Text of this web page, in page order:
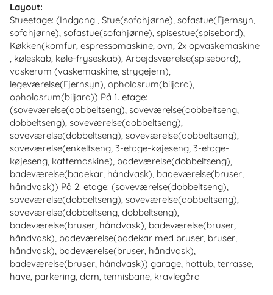
Layout:
Stueetage: (Indgang , Stue(sofahjørne), sofastue(Fjernsyn,
sofahjørne), sofastue(sofahjørne), spisestue(spisebord),
Køkken(komfur, espressomaskine, ovn, 2x opvaskemaskine
, køleskab, køle-fryseskab), Arbejdsværelse(spisebord),
vaskerum (vaskemaskine, strygejern),
legeværelse(Fjernsyn), opholdsrum(biljard),
opholdsrum(biljard)) På 1. etage:
(soveværelse(dobbeltseng), soveværelse(dobbeltseng,
dobbeltseng), soveværelse(dobbeltseng),
soveværelse(dobbeltseng), soveværelse(dobbeltseng),
soveværelse(enkeltseng, 3-etage-køjeseng, 3-etage-
køjeseng, kaffemaskine), badeværelse(dobbeltseng),
badeværelse(badekar, håndvask), badeværelse(bruser,
håndvask)) På 2. etage: (soveværelse(dobbeltseng),
soveværelse(dobbeltseng), soveværelse(dobbeltseng),
soveværelse(dobbeltseng, dobbeltseng),
badeværelse(bruser, håndvask), badeværelse(bruser,
håndvask), badeværelse(badekar med bruser, bruser,
håndvask), badeværelse(bruser, håndvask),
badeværelse(bruser, håndvask)) garage, hottub, terrasse,
have, parkering, dam, tennisbane, kravlegård